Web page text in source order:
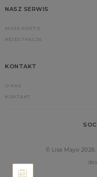
NASZ SERWIS
MOJE KONTO
REJESTRACJA
KONTAKT
O NAS
KONTAKT
© Lisa Mayo